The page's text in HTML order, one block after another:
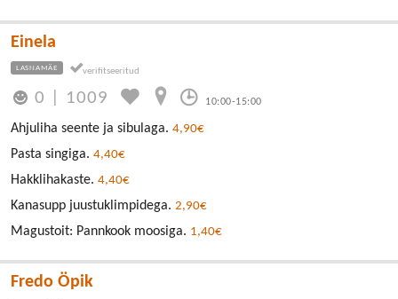
Einela
LASNAMÄE
0 1009 10:00-15:00
Ahjuliha seente ja sibulaga. 4,90€
Pasta singiga. 4,40€
Hakklihakaste. 4,40€
Kanasupp juustuklimpidega. 2,90€
Magustoit: Pannkook moosiga. 1,40€
Fredo Öpik